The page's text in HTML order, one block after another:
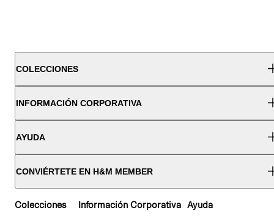
COLECCIONES
INFORMACIÓN CORPORATIVA
AYUDA
CONVIÉRTETE EN H&M MEMBER
Colecciones Información Corporativa Ayuda